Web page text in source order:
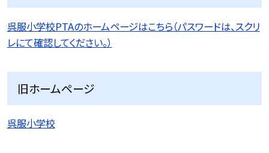
呉服小学校PTAのホームページはこちら（パスワードは、スクリ
レにて確認してください。）
旧ホームページ
呉服小学校